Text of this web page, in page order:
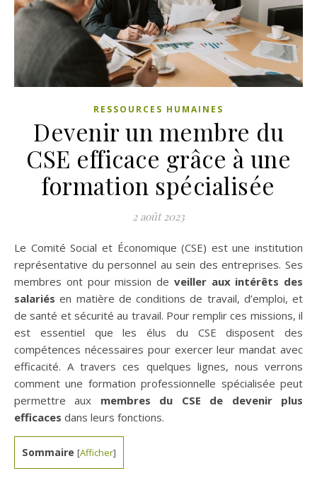
RESSOURCES HUMAINES
Devenir un membre du
CSE efficace grâce à une
formation spécialisée
2 août 2023
Le Comité Social et Économique (CSE) est une institution
représentative du personnel au sein des entreprises. Ses
membres ont pour mission de veiller aux intérêts des
salariés en matière de conditions de travail, d’emploi, et
de santé et sécurité au travail. Pour remplir ces missions, il
est essentiel que les élus du CSE disposent des
compétences nécessaires pour exercer leur mandat avec
efficacité. A travers ces quelques lignes, nous verrons
comment une formation professionnelle spécialisée peut
permettre aux membres du CSE de devenir plus
efficaces dans leurs fonctions.
Sommaire [Afficher]